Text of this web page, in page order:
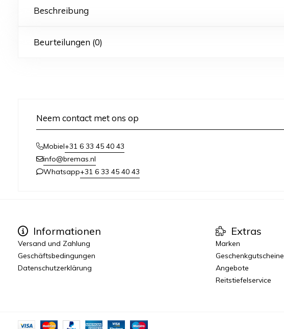
Beschreibung
Beurteilungen (0)
Neem contact met ons op
Mobiel+31 6 33 45 40 43
info@bremas.nl
Whatsapp+31 6 33 45 40 43
Informationen
Versand und Zahlung
Geschäftsbedingungen
Datenschutzerklärung
Extras
Marken
Geschenkgutscheine
Angebote
Reitstiefelservice